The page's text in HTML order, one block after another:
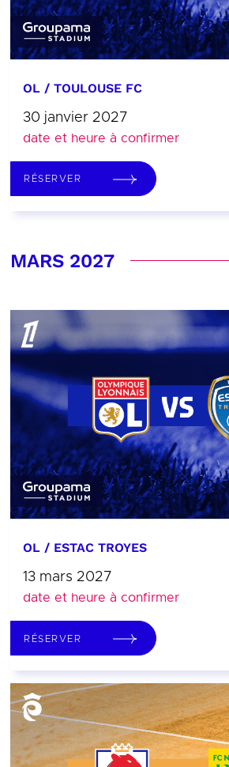
OL / TOULOUSE FC
30 janvier 2027
date et heure à confirmer
RÉSERVER
MARS 2027
OL / ESTAC TROYES
13 mars 2027
date et heure à confirmer
RÉSERVER